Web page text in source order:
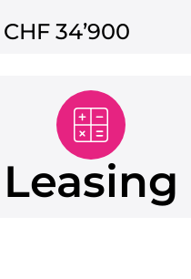
CHF 34’900
Leasing